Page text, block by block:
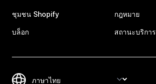
ชุมชน Shopify
บล็อก
กฎหมาย
สถานะบริการ